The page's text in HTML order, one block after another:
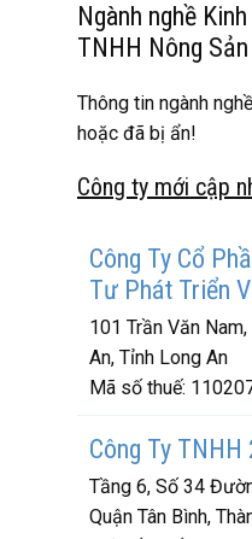
Ngành nghề
TNHH Nông
Thông tin ngành
hoặc đã bị ẩn!
Công ty mới cập
Công Ty Cổ
Tư Phát Triển
101 Trần Văn
An, Tỉnh Long An
Mã số thuế:
Công Ty
Tầng 6, Số 34
Quận Tân Bình,